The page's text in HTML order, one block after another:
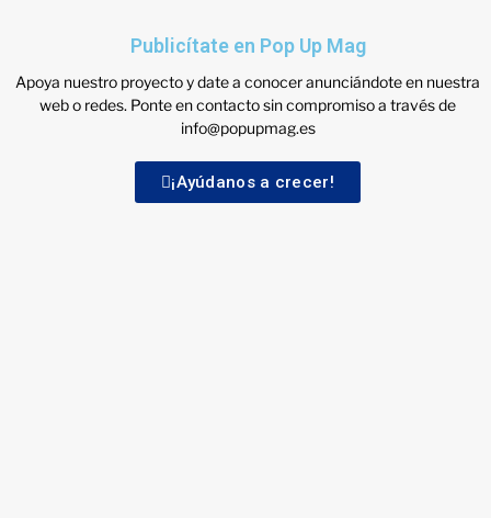
Publicítate en Pop Up Mag
Apoya nuestro proyecto y date a conocer anunciándote en nuestra
web o redes. Ponte en contacto sin compromiso a través de
info@popupmag.es
¡Ayúdanos a crecer!